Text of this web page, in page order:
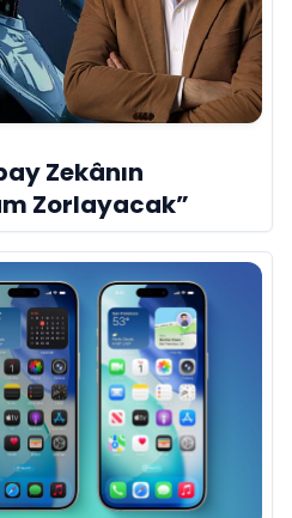
Zekânın
Zorlayacak”